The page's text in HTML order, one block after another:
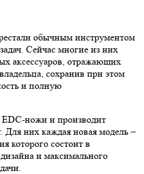
обычным инструментом
Сейчас многие из них
аксессуаров, отражающих
сохранив при этом
и полную
ножи и производит
Для них каждая новая модель –
которого состоит в
и максимального